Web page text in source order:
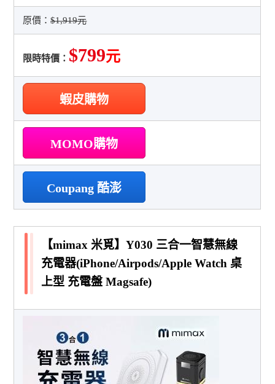
原價：$1,919元
限時特價： $799元
蝦皮購物
MOMO購物
Coupang 酷澎
【mimax 米覓】Y030 三合一智慧無線
充電器(iPhone/Airpods/Apple Watch 桌
上型 充電盤 Magsafe)